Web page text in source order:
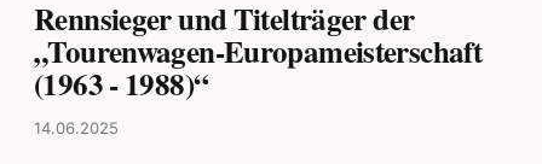
Rennsieger und Titelträger der
„Tourenwagen-Europameisterschaft
(1963 - 1988)“
14.06.2025